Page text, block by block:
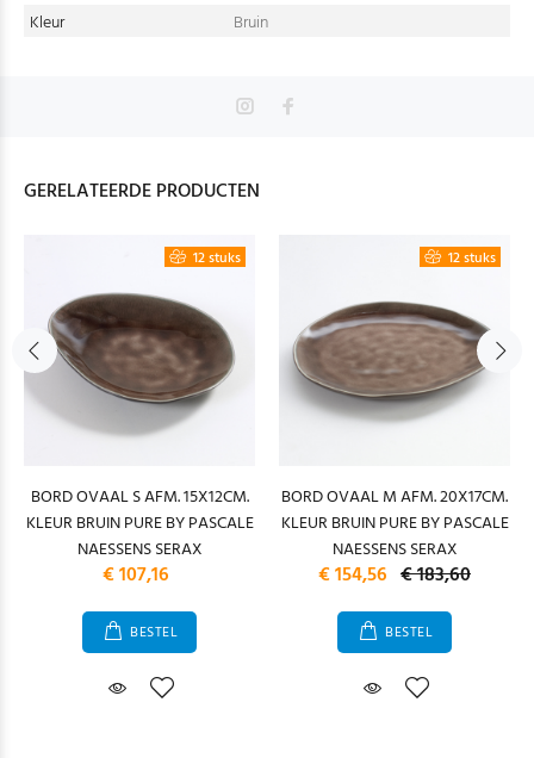
Kleur
Bruin
GERELATEERDE PRODUCTEN
12 stuks
BORD OVAAL S AFM. 15X12CM.
KLEUR BRUIN PURE BY PASCALE
NAESSENS SERAX
€ 107,16
BESTEL
12 stuks
BORD OVAAL M AFM. 20X17CM.
KLEUR BRUIN PURE BY PASCALE
NAESSENS SERAX
€ 154,56 € 183,60
BESTEL